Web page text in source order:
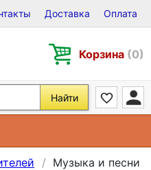
на Виниле, CD и DVD
Доставка Оплата
Корзина (0)
Найти
Музыка и песни